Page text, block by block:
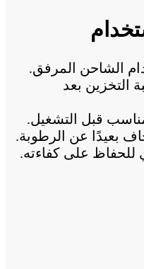
الشاحن المرفق.
التخزين بعد
قبل التشغيل.
بعيدًا عن الرطوبة.
على كفاءته.